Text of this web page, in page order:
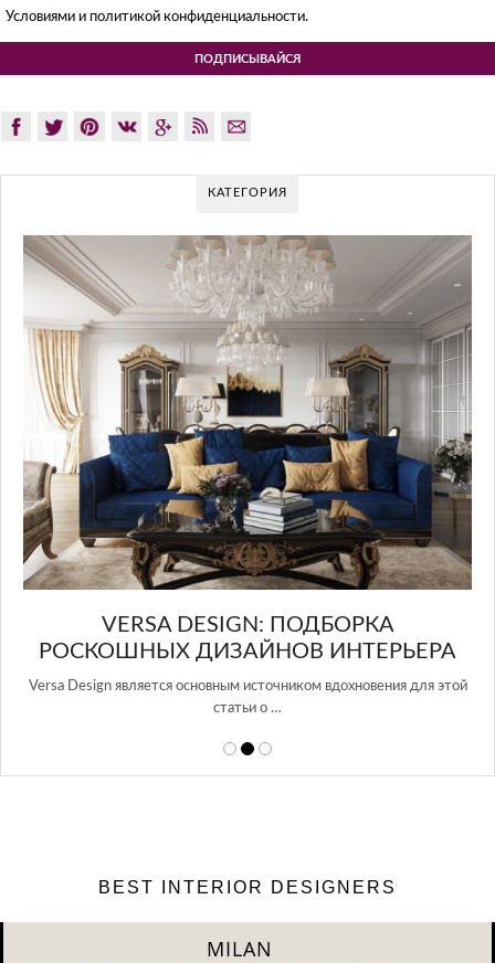
Условиями и политикой конфиденциальности.
КАТЕГОРИЯ
VERSA DESIGN: ПОДБОРКА
РОСКОШНЫХ ДИЗАЙНОВ ИНТЕРЬЕРА
Versa Design является основным источником вдохновения для этой
статьи о …
BEST INTERIOR DESIGNERS
DUBAI